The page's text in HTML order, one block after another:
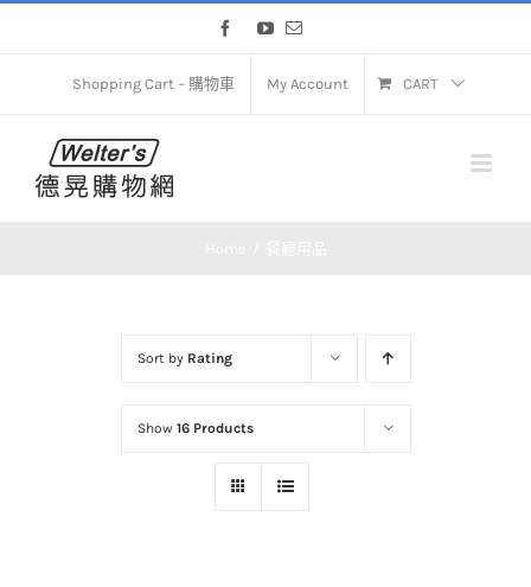
FacebookYouTube
Email
Shopping Cart – 購物車 My Account CART
Sort by Rating
Show 16 Products